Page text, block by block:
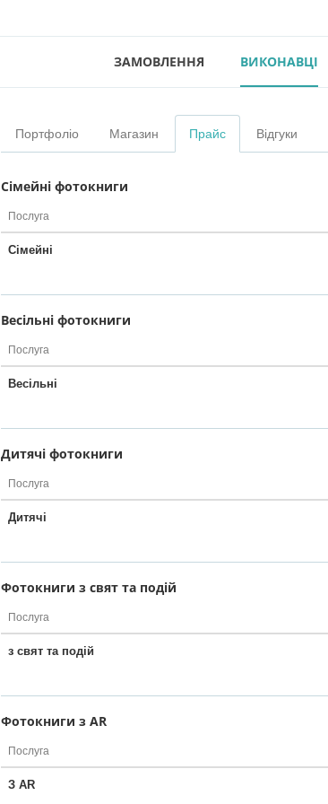
ЗАМОВЛЕННЯ ВИКОНАВЦІ
Портфоліо Магазин Прайс Відгуки
Сімейні фотокниги
Послуга
Сімейні
Весільні фотокниги
Послуга
Весільні
Дитячі фотокниги
Послуга
Дитячі
Фотокниги з свят та подій
Послуга
з свят та подій
Фотокниги з AR
Послуга
З AR